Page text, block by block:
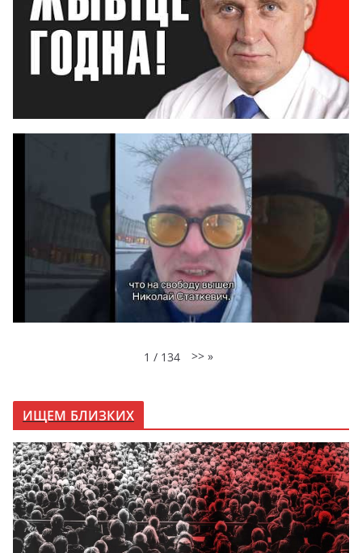
1 / 134 >> »
ИЩЕМ БЛИЗКИХ